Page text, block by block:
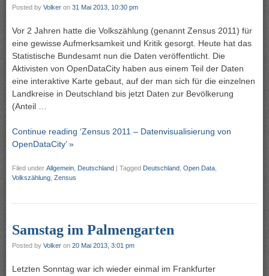
Posted by Volker on 31 Mai 2013, 10:30 pm
Vor 2 Jahren hatte die Volkszählung (genannt Zensus 2011) für
eine gewisse Aufmerksamkeit und Kritik gesorgt. Heute hat das
Statistische Bundesamt nun die Daten veröffentlicht. Die
Aktivisten von OpenDataCity haben aus einem Teil der Daten
eine interaktive Karte gebaut, auf der man sich für die einzelnen
Landkreise in Deutschland bis jetzt Daten zur Bevölkerung
(Anteil …
Continue reading ‘Zensus 2011 – Datenvisualisierung von
OpenDataCity’ »
Filed under Allgemein Deutschland | Tagged Deutschland Open Data
Volkszählung Zensus
Samstag im Palmengarten
Posted by Volker on 20 Mai 2013, 3:01 pm
Letzten Sonntag war ich wieder einmal im Frankfurter